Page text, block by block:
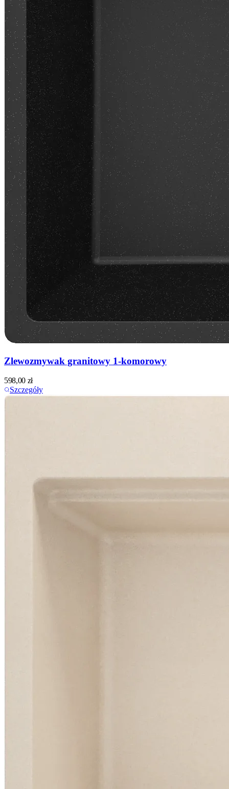
Zlewozmywak granitowy 1-komorowy
598,00 zł
Szczegóły